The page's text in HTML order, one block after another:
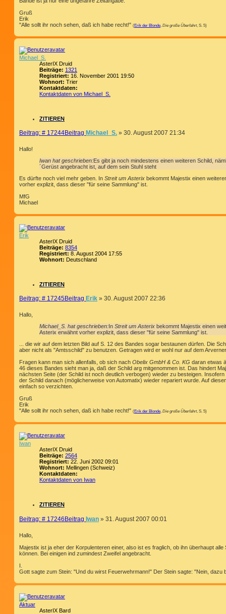
Gruß
Erik
"Alle sollt ihr noch sehen, daß ich habe recht!" (Erik der Blonde, Die große Überfahrt, S. 5)
Michael_S.
AsterIX Druid
Beiträge: 1321
Registriert: 16. November 2001 19:50
Wohnort: Trier
Kontaktdaten:
Kontaktdaten von Michael_S.
ZITIEREN
Beitrag: # 17244Beitrag Michael_S. » 30. August 2007 21:34
Hallo!
Iwan hat geschrieben:Es gibt ja noch mindestens einen weiteren Schild,
´Gerüst angebracht ist, auf dem sein Stuhl steht
Es dürfte noch viel mehr geben. In Streit um Asterix bekommt Majestix einen
vorher explizit, dass dieser "für seine Sammlung" ist.
MfG
Michael
Erik
AsterIX Druid
Beiträge: 8354
Registriert: 8. August 2004 17:55
Wohnort: Deutschland
ZITIEREN
Beitrag: # 17245Beitrag Erik » 30. August 2007 22:36
Hallo,
Michael_S. hat geschrieben: In Streit um Asterix bekommt Majestix einen
Asterix erwähnt vorher explizit, dass dieser "für seine Sammlung" ist.
... die wir auf dem letzten Bild auf S. 12 des Bandes sogar bestaunen dürfen. Die
aber nicht als "Amtsschild" zu benutzen. Getragen wird er wohl nur auf dem
Fragen kann man sich allenfalls, ob sich nach Obelix GmbH & Co. KG daran etwas
46 dieses Bandes sieht man ja, daß der Schild arg mitgenommen ist. Das hindert
nächsten Seite (der Schild ist noch deutlich verbogen) wieder zu besteigen.
der Schild danach (möglicherweise von Automatix) wieder repariert wurde. Auf
einfach so verzichten.
Gruß
Erik
"Alle sollt ihr noch sehen, daß ich habe recht!" (Erik der Blonde, Die große Überfahrt, S. 5)
Iwan
AsterIX Druid
Beiträge: 2564
Registriert: 22. Juni 2002 09:01
Wohnort: Mellingen (Schweiz)
Kontaktdaten:
Kontaktdaten von Iwan
ZITIEREN
Beitrag: # 17246Beitrag Iwan » 31. August 2007 00:01
Hallo,
Majestix ist ja eher der Korpulenteren einer, also ist es fraglich, ob ihn überhaupt
können. Bei einigen ind zumindest Zweifel angebracht.
I.
Gott sagte zum Stein: "Und du wirst Feuerwehrmann!" Der Stein sagte: "Nein, dazu
Aktuar
AsterIX Bard